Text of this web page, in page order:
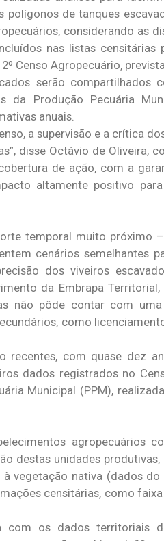
polígonos de tanques
considerando as
nas listas
Censo Agropecuário,
serão compartilhados
da Produção Pecuária
anuais.
a supervisão e a crítica
disse Octávio de Oliveira,
de ação, com a
altamente positivo
temporal muito próximo
cenários semelhantes
dos viveiros
da Embrapa
não pôde contar com
como
com quase dez
dados registrados no
Municipal (PPM),
agropecuários
destas unidades
vegetação nativa (dados
censitárias, como
os dados territoriais